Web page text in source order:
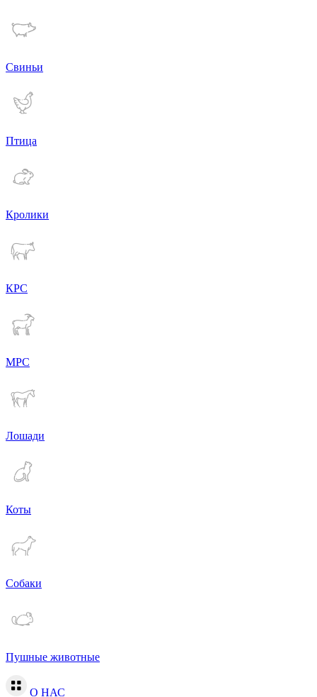
Свиньи
Птица
Кролики
КРС
МРС
Лошади
Коты
Собаки
Пушные животные
О НАС